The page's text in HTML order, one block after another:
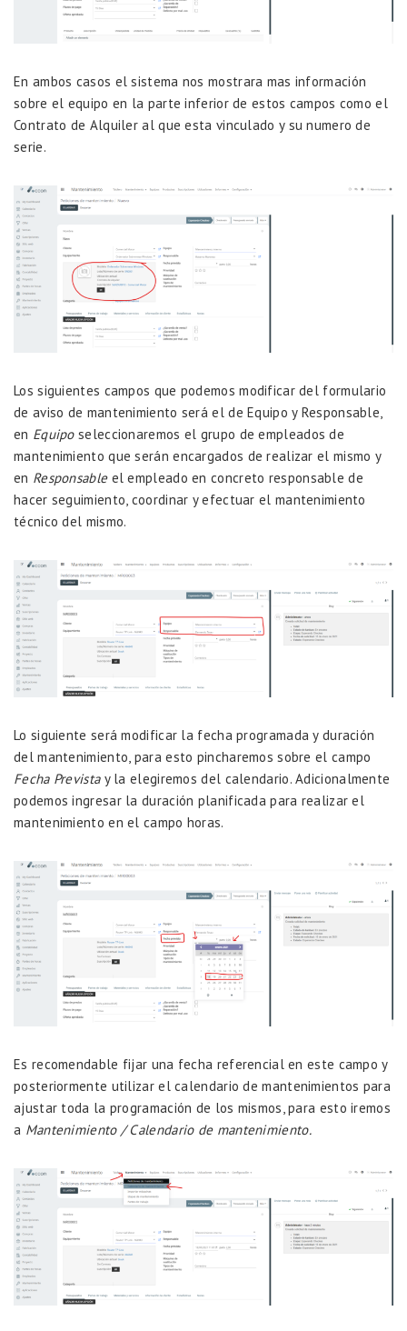
En ambos casos el sistema nos mostrara mas información
sobre el equipo en la parte inferior de estos campos como el
Contrato de Alquiler al que esta vinculado y su numero de
serie.
Los siguientes campos que podemos modificar del formulario
de aviso de mantenimiento será el de Equipo y Responsable,
en Equiposeleccionaremos el grupo de empleados de
mantenimiento que serán encargados de realizar el mismo y
en Responsableel empleado en concreto responsable de
hacer seguimiento, coordinar y efectuar el mantenimiento
técnico del mismo.
Lo siguiente será modificar la fecha programada y duración
del mantenimiento, para esto pincharemos sobre el campo
Fecha Previstay la elegiremos del calendario. Adicionalmente
podemos ingresar la duración planificada para realizar el
mantenimiento en el campo horas.
Es recomendable fijar una fecha referencial en este campo y
posteriormente utilizar el calendario de mantenimientos para
ajustar toda la programación de los mismos, para esto iremos
a Mantenimiento / Calendario de mantenimiento.